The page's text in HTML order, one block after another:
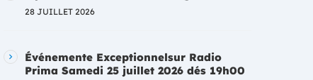
28 JUILLET 2026
Événemente Exceptionnelsur Radio
Prima Samedi 25 juillet 2026 dés 19h00